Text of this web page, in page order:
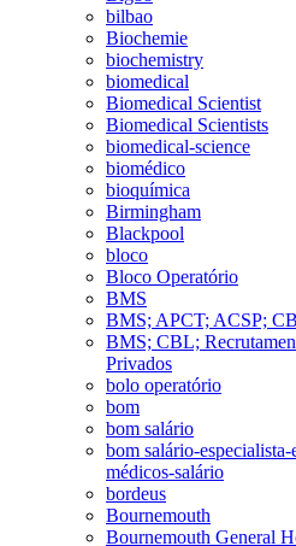
bilbao
Biochemie
biochemistry
biomedical
Biomedical Scientist
Biomedical Scientists
biomedical-science
biomédico
bioquímica
Birmingham
Blackpool
bloco
Bloco Operatório
BMS
BMS; APCT; ACSP;
BMS; CBL;
Privados
bolo operatório
bom
bom salário
bom salário-
médicos-salário
bordeus
Bournemouth
Bournemouth General